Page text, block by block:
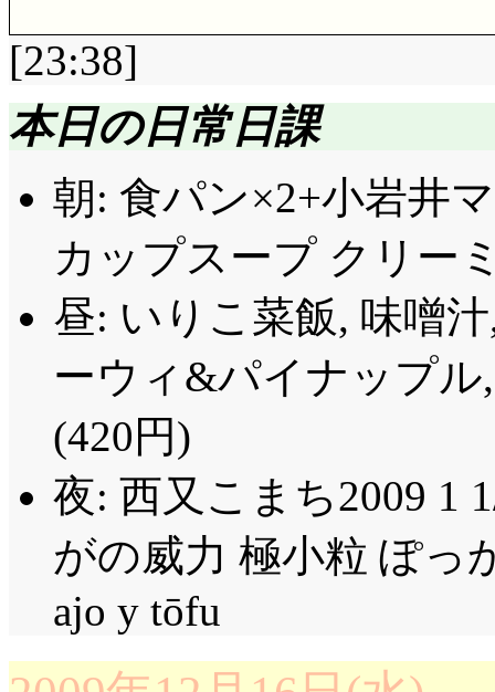
を……』『杉崎, 何を
奴に地球を滅ぼされ
ける前に音量下げれ
夕方までかかって雑
夕方になってから鍵
う……お母さんに怒
絡しといてあげるか
て」「それ脅迫電話
は面通してないの?
格だという事をはっ
ど。
「一生懸命みんなと
「勉強して」「ギャ
ころも変態なところ
一同。つまり鍵は, ヒ
を, どうするって?」
に丁度良い大きさで
発想に悶絶する視聴
標本ならともかく, 骨
思うんですが。「あ
んて, それだけで, 一
んだけどな。少しく
恥掻いたって, 大好き
で, もう……」超・間
憎まれ役を買ってる
前に空気を読みまし
ゃない瞬間なんて無
ー, キスしてえ……」
気を読みましょう! そ
純夏……仮想敵は骨格
えるべきでしょうけ
かかり, 全部さらけ
汐は簡単に籠絡され
ね……(涙)」正に, 汐の
もんね! 部活である必
ノーマル(汐視点)だ
どうせ部活するなら,
の」「……判った。や
女の子? 好きになる!
よ, 風間好みの可愛い
「……壊れた?」これ
んだろうね汐!
「そこの君! 女子部
りだなはっはっはっ
です本当。直接加入
評価……☆☆☆☆(前回比
「いーじゃんあんた
魔するくらい」「邪
なーおい」面倒くさ
訳で, 汐の居ぬ間に純
こ。接待する家政婦
人(^^;;; 相当出来る人
感も重々承知してい
絵&みやことの関係も
爆弾投下だったんで
純夏ンちを追い出さ
押しかけられるのは
題は……「アケミちゃ
[23:38]
本日の日常日課
朝: 食パン×2+小岩井
カップスープ クリー
昼: いりこ菜飯, 味噌
ーウィ&パイナップ
(420円)
夜: 西又こまち2009 1
がの威力 極小粒 ぽっ
ajo y tōfu